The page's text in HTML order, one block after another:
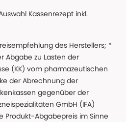
Kassenrezept inkl.
des Herstellers; *
Abgabe zu Lasten der
(KK) vom pharmazeutischen
der Abrechnung der
gegenüber der
GmbH (IFA)
Abgabepreis im Sinne